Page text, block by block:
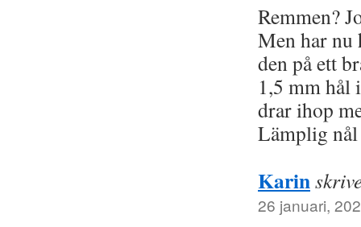
Remmen?
Men har nu
den på ett
1,5 mm hål
drar ihop
Lämplig nål
Karin
26 januari,